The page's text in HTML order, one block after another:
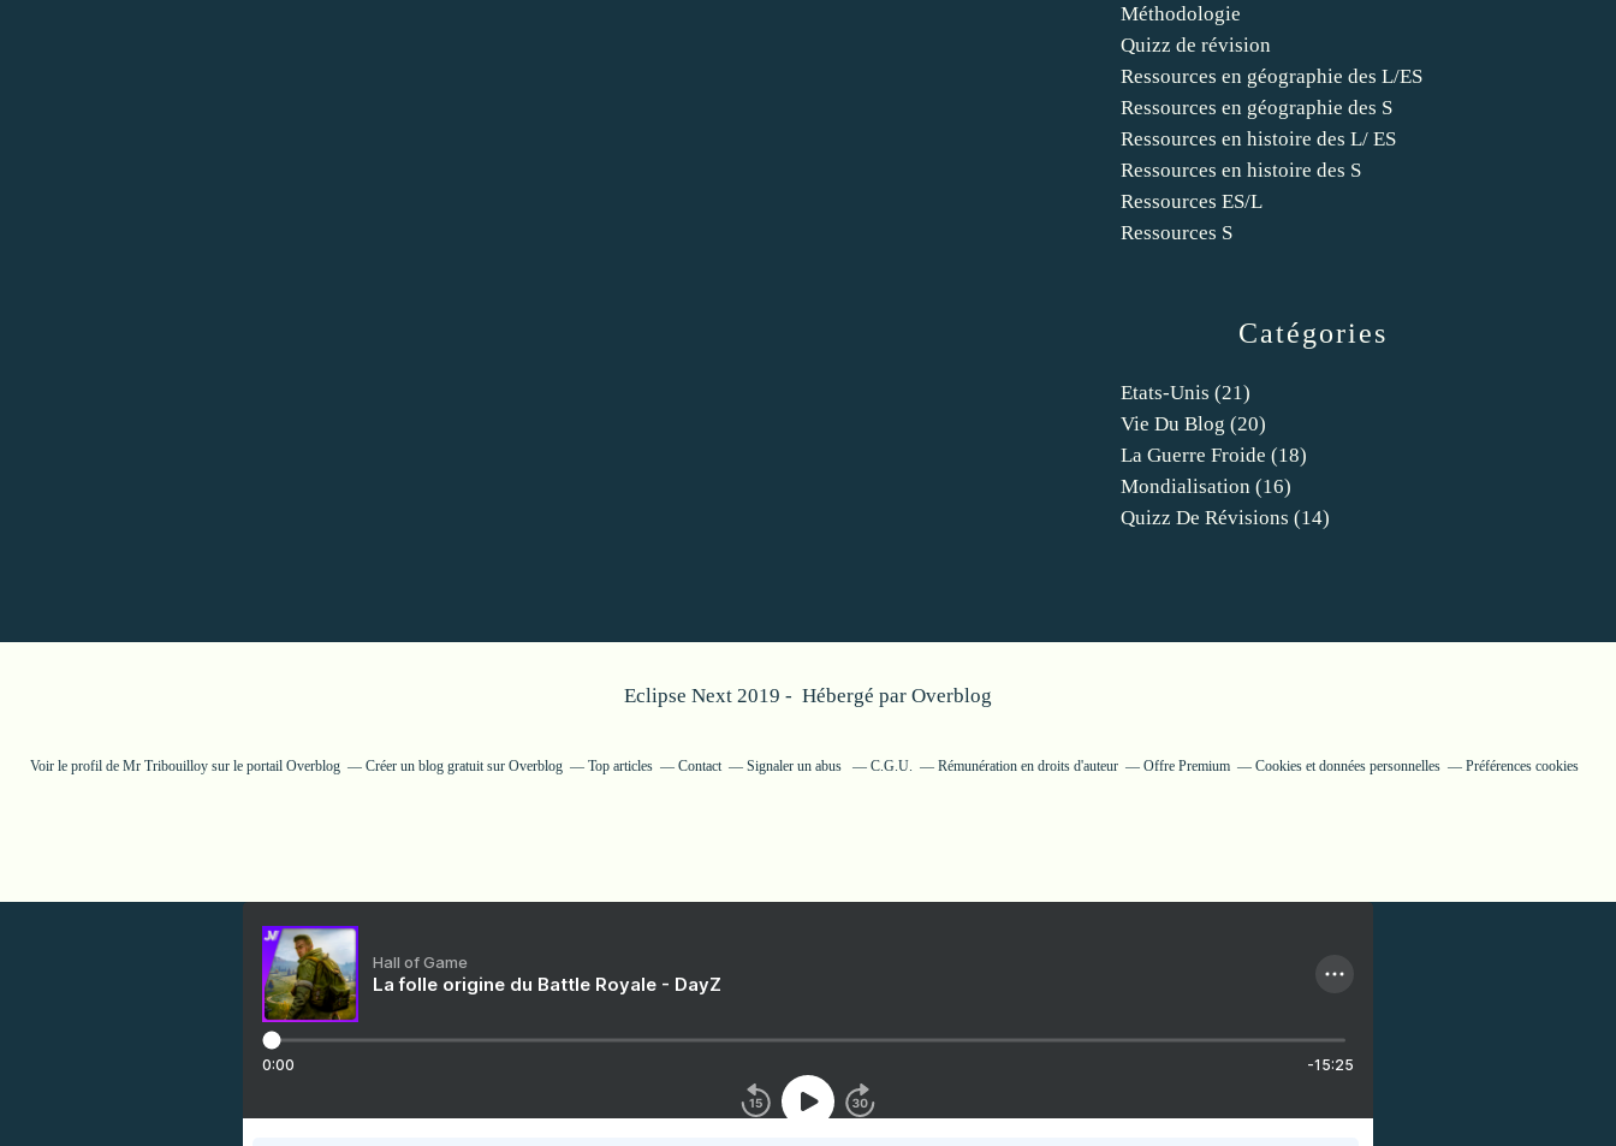
Catégories
Etats-Unis (21)
Vie Du Blog (20)
La Guerre Froide (18)
Mondialisation (16)
Quizz De Révisions (14)
Méthodologie
Quizz de révision
Ressources en géographie des L/ES
Ressources en géographie des S
Ressources en histoire des L/ ES
Ressources en histoire des S
Ressources ES/L
Ressources S
Eclipse Next 2019 - Hébergé par Overblog
Voir le profil de Mr Tribouilloy sur le portail Overblog Créer un blog gratuit sur Overblog Top articles Contact Signaler un abus C.G.U. Rémunération en droits d'auteur Offre Premium Cookies et données personnelles Préférences cookies
Hall of Game
La folle origine du Battle Royale - DayZ
0:00 -15:25